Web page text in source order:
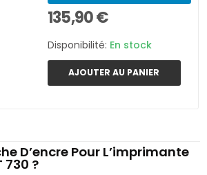
135,90 €
Disponibilité: En stock
AJOUTER AU PANIER
D’encre Pour L’imprimante
730 ?